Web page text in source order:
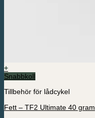
+
Snabbkoll
Tillbehör för lådcykel
Fett – TF2 Ultimate 40 gram